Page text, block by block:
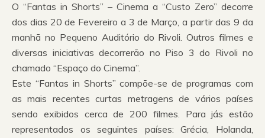
O “Fantas in Shorts” – Cinema a “Custo Zero” decorre
dos dias 20 de Fevereiro a 3 de Março, a partir das 9 da
manhã no Pequeno Auditório do Rivoli. Outros filmes e
diversas iniciativas decorrerão no Piso 3 do Rivoli no
chamado “Espaço do Cinema”.
Este “Fantas in Shorts” compõe-se de programas com
as mais recentes curtas metragens de vários países
sendo exibidos cerca de 200 filmes. Para jás estão
representados os seguintes países: Grécia, Holanda,